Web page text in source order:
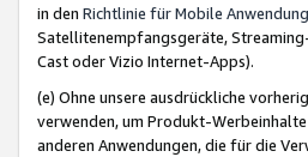
in den Richtlinie für Mobile
Satellitenempfangsgeräte,
Cast oder Vizio Internet-Apps).
(e) Ohne unsere ausdrückliche
verwenden, um Produkt-
anderen Anwendungen, die für die